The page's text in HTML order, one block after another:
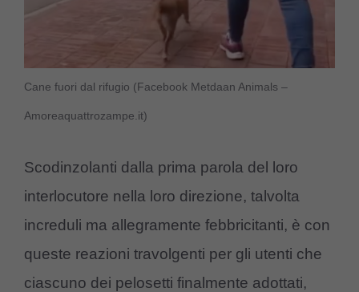
Cane fuori dal rifugio (Facebook Metdaan Animals –
Amoreaquattrozampe.it)
Scodinzolanti dalla prima parola del loro
interlocutore nella loro direzione, talvolta
increduli ma allegramente febbricitanti, è con
queste reazioni travolgenti per gli utenti che
ciascuno dei pelosetti finalmente adottati,